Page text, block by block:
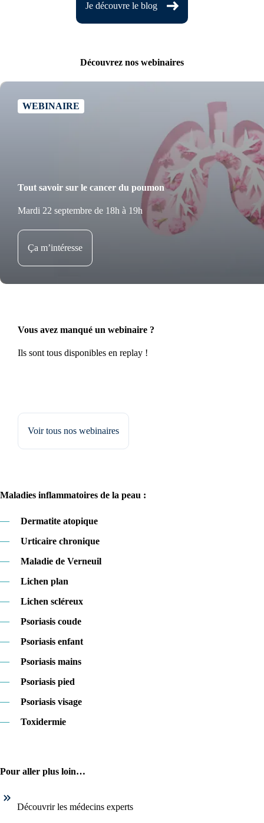
Je découvre le blog
Découvrez nos webinaires
WEBINAIRE
Tout savoir sur le cancer du poumon
Mardi 22 septembre de 18h à 19h
Ça m’intéresse
Vous avez manqué un webinaire ?
Ils sont tous disponibles en replay !
Voir tous nos webinaires
Maladies inflammatoires de la peau :
—
Dermatite atopique
—
Urticaire chronique
—
Maladie de Verneuil
—
Lichen plan
—
Lichen scléreux
—
Psoriasis coude
—
Psoriasis enfant
—
Psoriasis mains
—
Psoriasis pied
—
Psoriasis visage
—
Toxidermie
Pour aller plus loin…
Découvrir les médecins experts